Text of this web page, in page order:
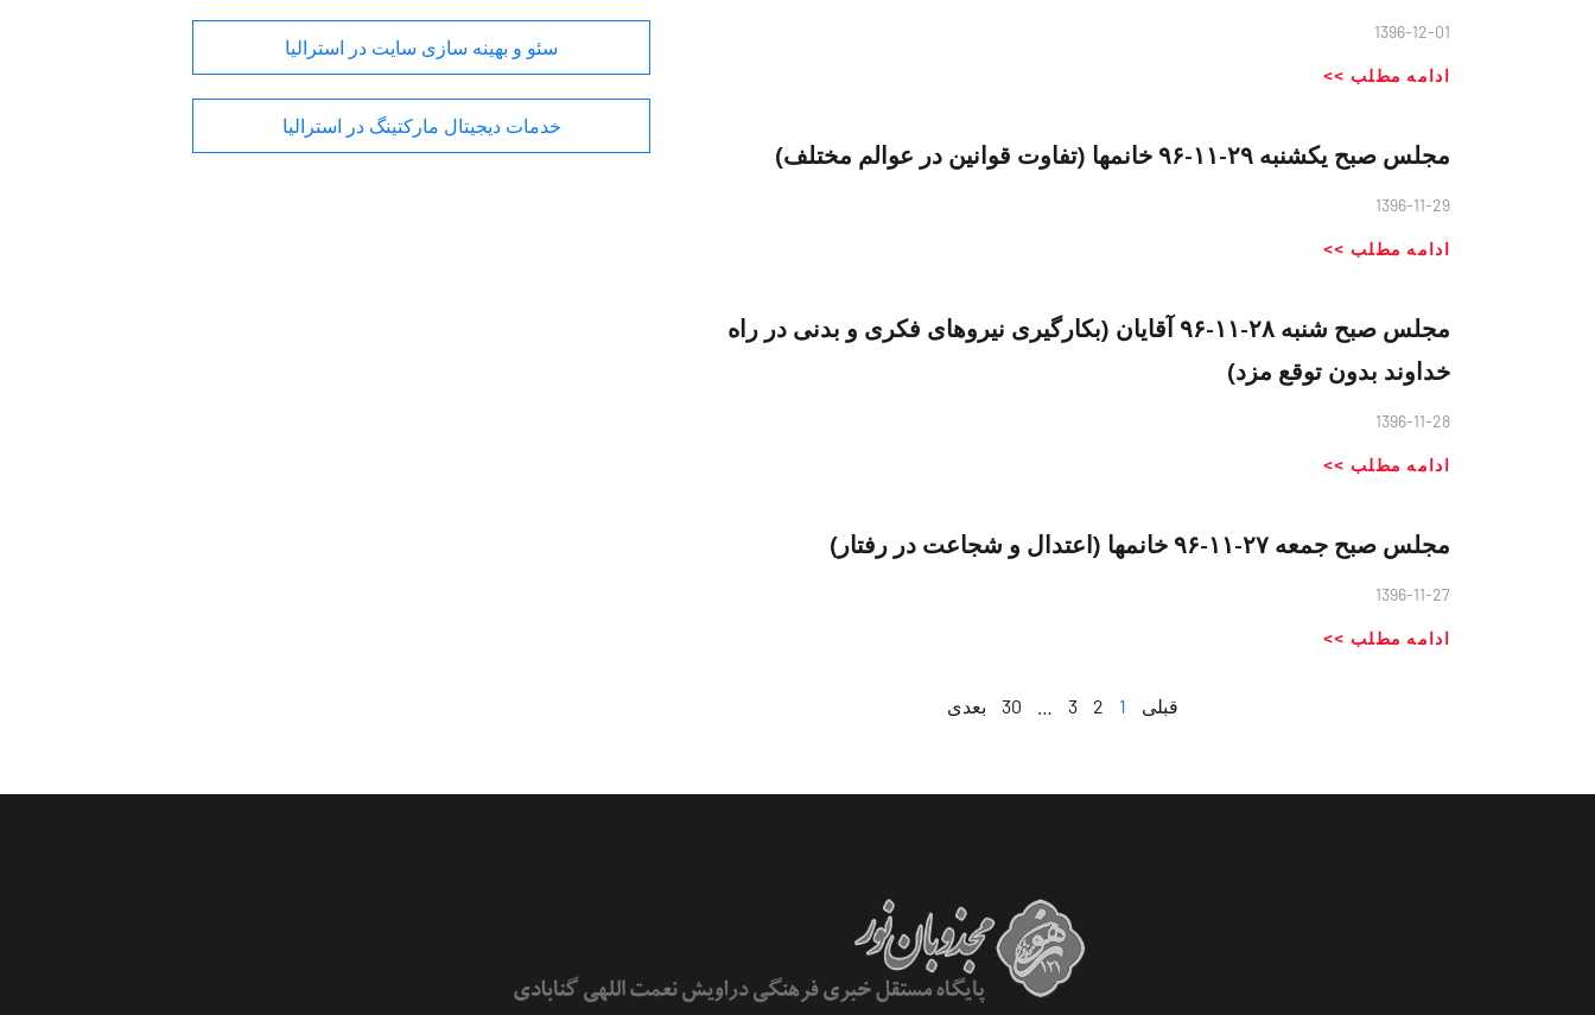
1396-12-01
ادامه مطلب >>
مجلس صبح یکشنبه ۲۹-۱۱-۹۶ خانمها (تفاوت قوانین در عوالم مختلف)
1396-11-29
ادامه مطلب >>
مجلس صبح شنبه ۲۸-۱۱-۹۶ آقایان (بکارگیری نیروهای فکری و بدنی در راه
خداوند بدون توقع مزد)
1396-11-28
ادامه مطلب >>
مجلس صبح جمعه ۲۷-۱۱-۹۶ خانمها (اعتدال و شجاعت در رفتار)
1396-11-27
ادامه مطلب >>
قبلی 1
2
3
30 بعدی
سئو و بهینه سازی سایت در استرالیا
خدمات دیجیتال مارکتینگ در استرالیا